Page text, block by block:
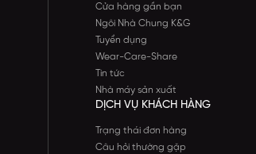
Cửa hàng gần bạn
Ngôi Nhà Chung K&G
Tuyển dụng
Wear-Care-Share
Tin tức
Nhà máy sản xuất
DỊCH VỤ KHÁCH HÀNG
Trạng thái đơn hàng
Câu hỏi thường gặp